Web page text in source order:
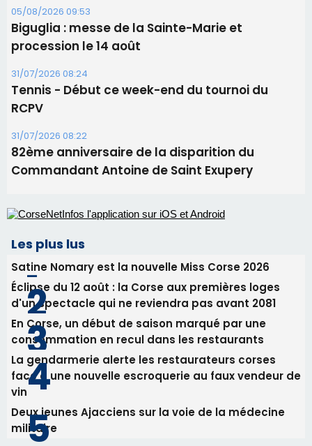
06/08/2026 15:25
Corte – L’association A Nuciola organise une
projection sous les étoiles
06/08/2026 15:04
Alata - Soirée Tango Argentin au stade de San
Benedetto
05/08/2026 09:53
Biguglia : messe de la Sainte-Marie et
procession le 14 août
Tennis - Début ce week-end du tournoi du
RCPV
31/07/2026 08:22
82ème anniversaire de la disparition du
Commandant Antoine de Saint Exupery
Les plus lus
Satine Nomary est la nouvelle Miss Corse 2026
Éclipse du 12 août : la Corse aux premières loges
d'un spectacle qui ne reviendra pas avant 2081